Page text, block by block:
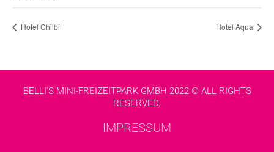
Hotel Chilbi Hotel Aqua
BELLI'S MINI-FREIZEITPARK GMBH 2022 © ALL RIGHTS
RESERVED.
IMPRESSUM